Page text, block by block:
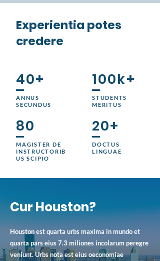
Experientia potes
credere
40+
ANNUS
SECUNDUS
80
MAGISTER DE
INSTRUCTORIB
US SCIPIO
100k+
STUDENTS
MERITUS
20+
DOCTUS
LINGUAE
Cur Houston?
Houston est quarta urbs maxima in mundo et
quarta pars eius 7.3 miliones incolarum peregre
veniunt. Urbs nota est eius oeconomiae